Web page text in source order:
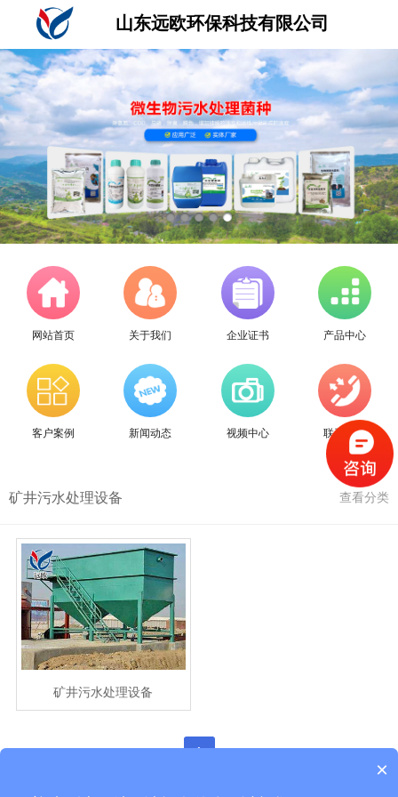
山东远欧环保科技有限公司
网站首页 关于我们 企业证书 产品中心
客户案例 新闻动态 视频中心 联系我们
矿井污水处理设备 查看分类
矿井污水处理设备
1 >
×